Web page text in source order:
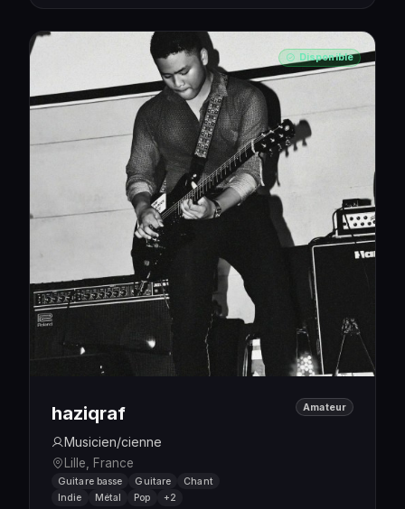
Disponible
haziqraf
Musicien/cienne
Lille, France
Amateur
Guitare basse Guitare
Chant
Indie
Métal Pop +2